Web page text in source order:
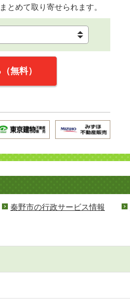
とめて取り寄せられます。
無料）
秦野市の行政サービス情報